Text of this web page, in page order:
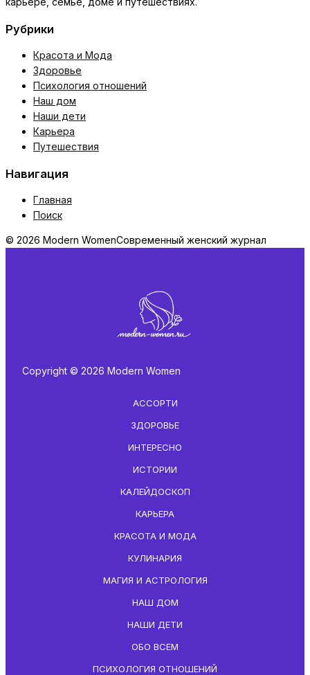
Рубрики
Красота и Мода
Здоровье
Психология отношений
Наш дом
Наши дети
Карьера
Путешествия
Навигация
Главная
Поиск
© 2026 Modern WomenСовременный женский журнал
Copyright © 2026 Modern Women
АССОРТИ
ЗДОРОВЬЕ
ИНТЕРЕСНО
ИСТОРИИ
КАЛЕЙДОСКОП
КАРЬЕРА
КРАСОТА И МОДА
КУЛИНАРИЯ
МАГИЯ И АСТРОЛОГИЯ
НАШ ДОМ
НАШИ ДЕТИ
ОБО ВСЕМ
ПСИХОЛОГИЯ ОТНОШЕНИЙ